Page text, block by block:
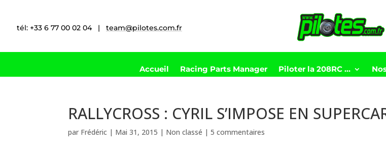
tél: +33 6 77 00 02 04 | team@pilotes.com.fr
Accueil Racing Parts Manager Piloter la 208RC …
RALLYCROSS : CYRIL S’IMPOSE EN
par Frédéric | Mai 31, 2015 | Non classé |5 commentaires